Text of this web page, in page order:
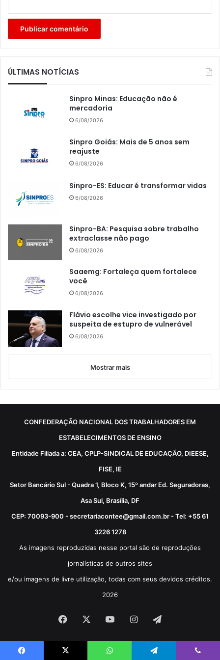
ÚLTIMAS NOTÍCIAS
Sinpro Minas: Educação não é
mercadoria
6/08/2026
Sinpro Goiás: Mais de 5 anos sem
reajuste
6/08/2026
Sinpro-ES: Educar é transformar vidas
6/08/2026
Sinpro-BA: Pesquisa sobre trabalho
extraclasse não pago
6/08/2026
Saaemg: Fortaleça quem fortalece
você
6/08/2026
Flávio escolhe vice investigado por
suspeita de estupro de vulnerável
6/08/2026
Mostrar mais
CONFEDERAÇÃO NACIONAL DOS TRABALHADORES EM
ESTABELECIMENTOS DE ENSINO
Entidade Filiada a: CEA, CPLP-SINDICAL DE EDUCAÇÃO, DIEESE,
FISE, IE
Setor Bancário Sul - Quadra 1, Bloco K, 15º andar Ed. Seguradoras,
Asa Sul, Brasília, DF
CEP: 70093-900 - secretariacontee@gmail.com.br - Tel: +55 61
3226 1278
As imagens reproduzidas nesse portal são de reproduções
jornalísticas de outros sites
e/ou imagens de livre utilização, todas com seus devidos créditos.
2026
Facebook YouTubeInstagram